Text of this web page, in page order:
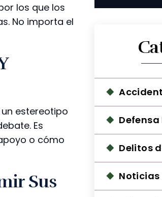
los que los
No importa el
estereotipo
Es
o cómo
Sus
Defensa
Delitos
Noticias